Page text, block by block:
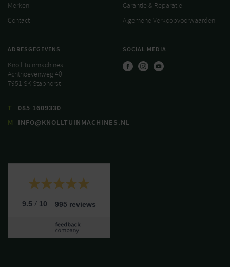
Merken
Contact
Garantie & Reparatie
Algemene Verkoopvoorwaarden
ADRESGEGEVENS
Knoll Tuinmachines
Achthoevenweg 40
7951 SK Staphorst
T
085 1609330
M
INFO@KNOLLTUINMACHINES.NL
SOCIAL MEDIA
9.5 / 10 995 reviews